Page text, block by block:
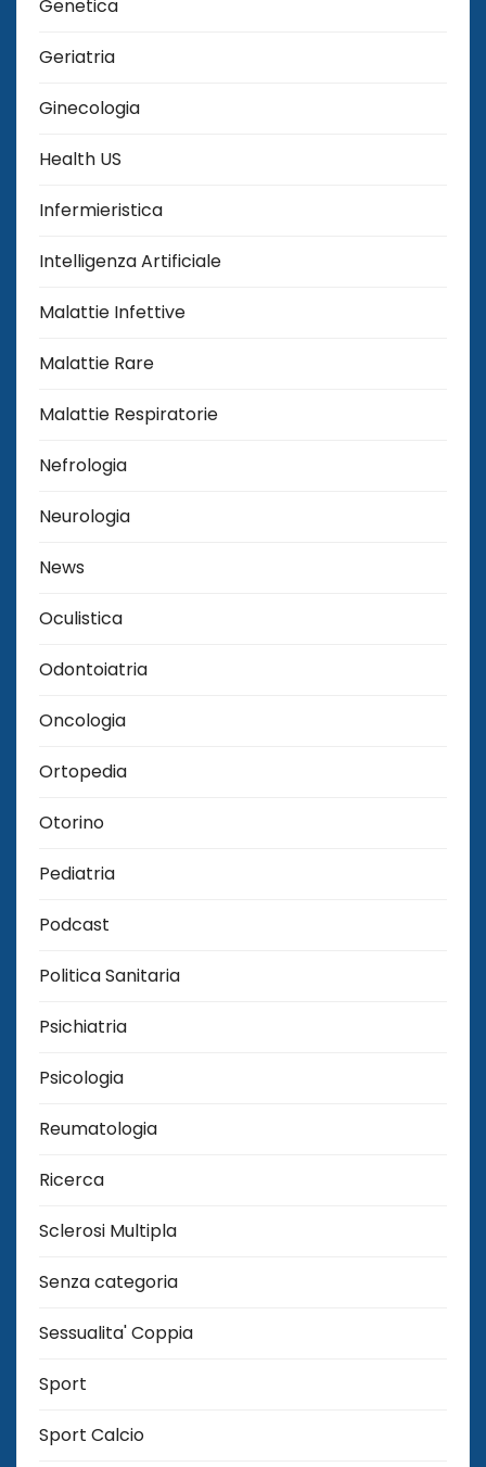
Genetica
Geriatria
Ginecologia
Health US
Infermieristica
Intelligenza Artificiale
Malattie Infettive
Malattie Rare
Malattie Respiratorie
Nefrologia
Neurologia
News
Oculistica
Odontoiatria
Oncologia
Ortopedia
Otorino
Pediatria
Podcast
Politica Sanitaria
Psichiatria
Psicologia
Reumatologia
Ricerca
Sclerosi Multipla
Senza categoria
Sessualita' Coppia
Sport
Sport Calcio